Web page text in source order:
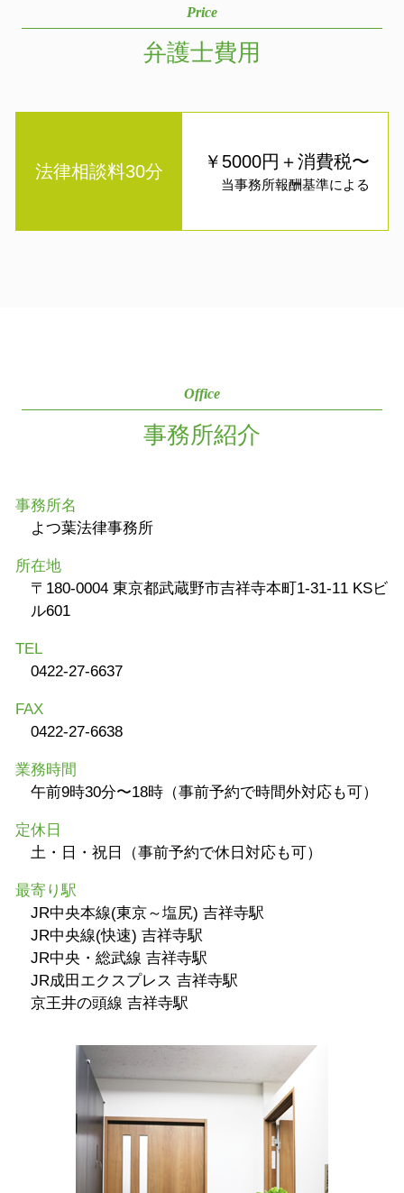
Price
弁護士費用
法律相談料30分 ￥5000円＋消費税〜
当事務所報酬基準による
Office
事務所紹介
事務所名
よつ葉法律事務所
所在地
〒180-0004 東京都武蔵野市吉祥寺本町1-31-11 KSビ
ル601
TEL
0422-27-6637
FAX
0422-27-6638
業務時間
午前9時30分〜18時（事前予約で時間外対応も可）
定休日
土・日・祝日（事前予約で休日対応も可）
最寄り駅
JR中央本線(東京～塩尻) 吉祥寺駅
JR中央線(快速) 吉祥寺駅
JR中央・総武線 吉祥寺駅
JR成田エクスプレス 吉祥寺駅
京王井の頭線 吉祥寺駅